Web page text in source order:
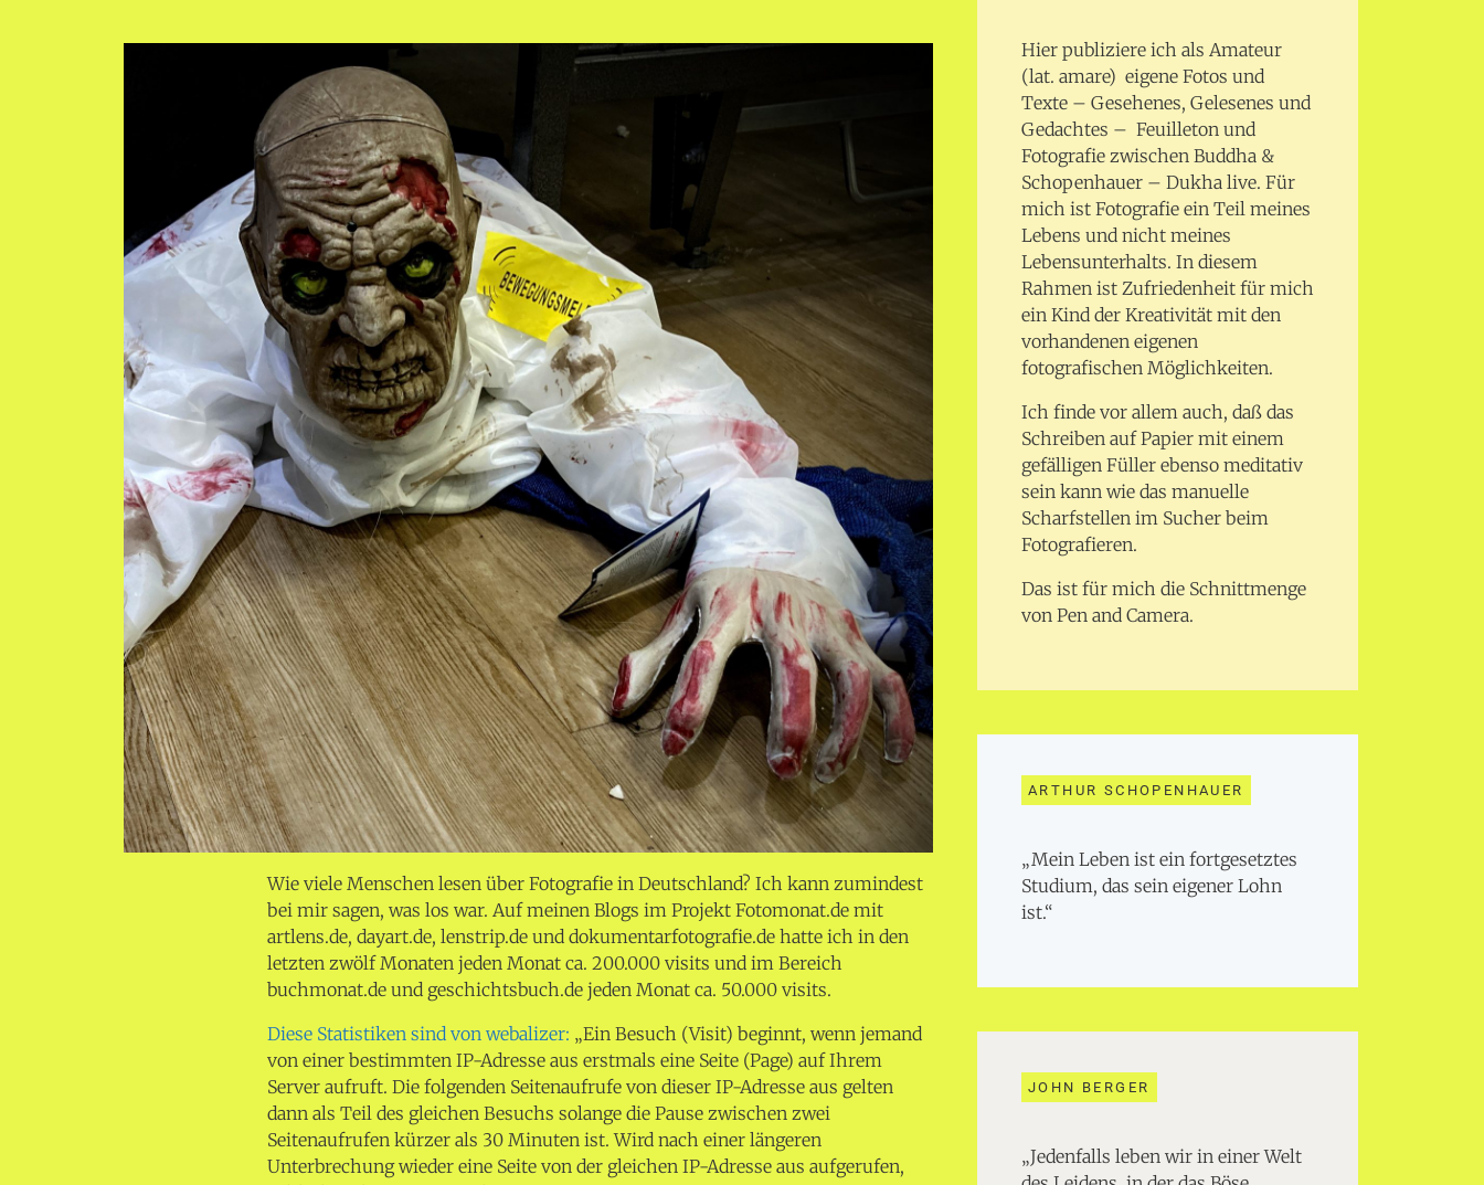
Wie viele Menschen lesen über Fotografie in Deutschland? Ich kann zumindest
bei mir sagen, was los war. Auf meinen Blogs im Projekt Fotomonat.de mit
artlens.de, dayart.de, lenstrip.de und dokumentarfotografie.de hatte ich in den
letzten zwölf Monaten jeden Monat ca. 200.000 visits und im Bereich
buchmonat.de und geschichtsbuch.de jeden Monat ca. 50.000 visits.
Diese Statistiken sind von webalizer: „Ein Besuch (Visit) beginnt, wenn jemand
von einer bestimmten IP-Adresse aus erstmals eine Seite (Page) auf Ihrem
Server aufruft. Die folgenden Seitenaufrufe von dieser IP-Adresse aus gelten
dann als Teil des gleichen Besuchs solange die Pause zwischen zwei
Seitenaufrufen kürzer als 30 Minuten ist. Wird nach einer längeren
Unterbrechung wieder eine Seite von der gleichen IP-Adresse aus aufgerufen,
Hier publiziere ich als Amateur
(lat. amare) eigene Fotos und
Texte – Gesehenes, Gelesenes und
Gedachtes – Feuilleton und
Fotografie zwischen Buddha &
Schopenhauer – Dukha live. Für
mich ist Fotografie ein Teil meines
Lebens und nicht meines
Lebensunterhalts. In diesem
Rahmen ist Zufriedenheit für mich
ein Kind der Kreativität mit den
vorhandenen eigenen
fotografischen Möglichkeiten.
Ich finde vor allem auch, daß das
Schreiben auf Papier mit einem
gefälligen Füller ebenso meditativ
sein kann wie das manuelle
Scharfstellen im Sucher beim
Fotografieren.
Das ist für mich die Schnittmenge
von Pen and Camera.
ARTHUR SCHOPENHAUER
„Mein Leben ist ein fortgesetztes
Studium, das sein eigener Lohn
ist.“
JOHN BERGER
„Jedenfalls leben wir in einer Welt